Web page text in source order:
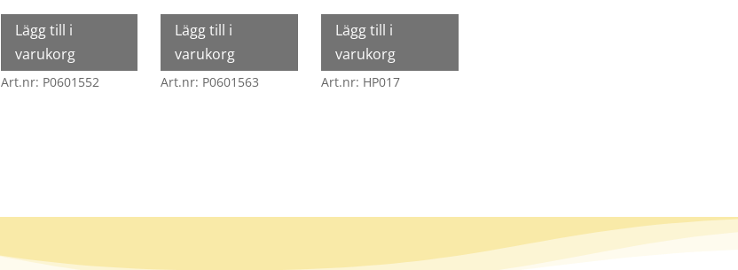
Lägg till i
varukorg
Art.nr: P0601552
Lägg till i
varukorg
Art.nr: P0601563
Lägg till i
varukorg
Art.nr: HP017